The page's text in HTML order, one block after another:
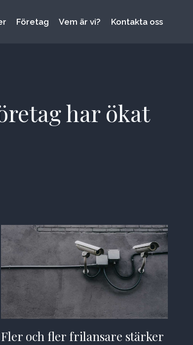
Företag Vem är vi? Kontakta oss
har ökat
Fler och fler frilansare stärker